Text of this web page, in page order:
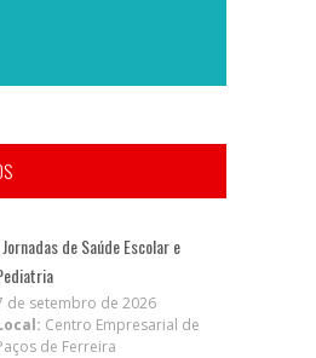
de Saúde Escolar e
de setembro de 2026
Centro Empresarial de
de Ferreira